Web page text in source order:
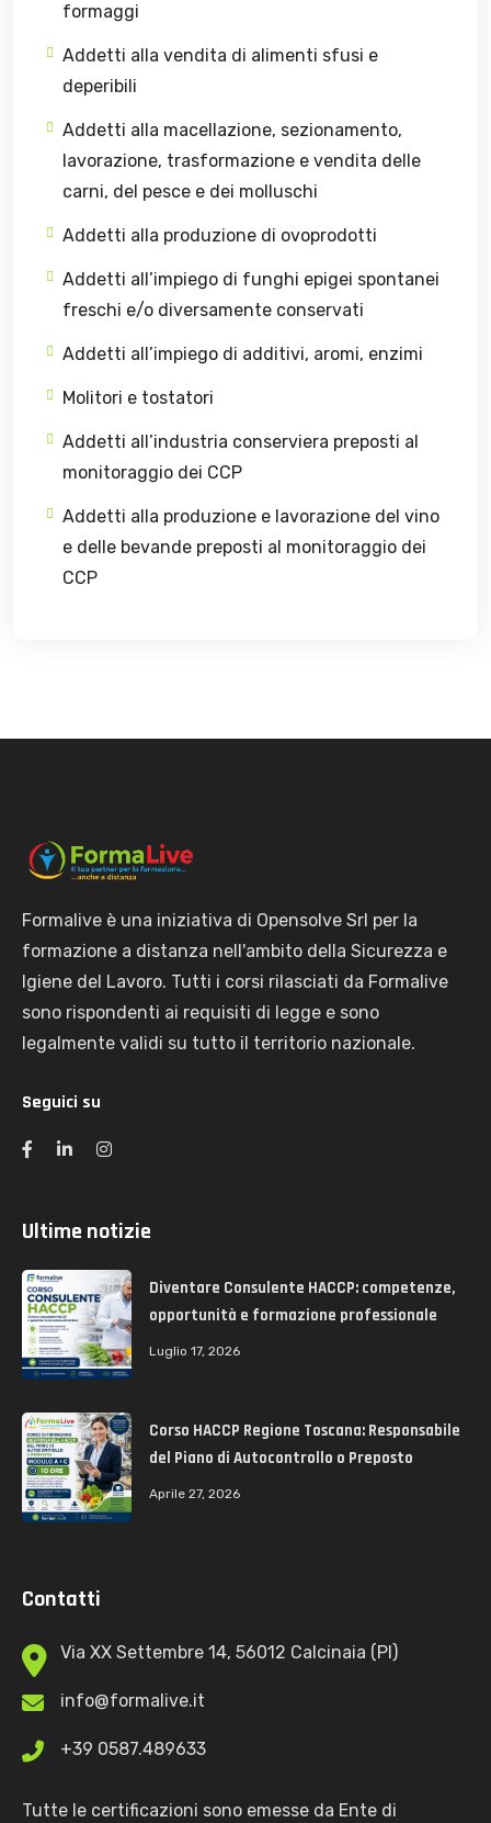
formaggi
Addetti alla vendita di alimenti sfusi e
deperibili
Addetti alla macellazione, sezionamento,
lavorazione, trasformazione e vendita delle
carni, del pesce e dei molluschi
Addetti alla produzione di ovoprodotti
Addetti all’impiego di funghi epigei spontanei
freschi e/o diversamente conservati
Addetti all’impiego di additivi, aromi, enzimi
Molitori e tostatori
Addetti all’industria conserviera preposti al
monitoraggio dei CCP
Addetti alla produzione e lavorazione del vino
e delle bevande preposti al monitoraggio dei
CCP
Formalive è una iniziativa di Opensolve Srl per la
formazione a distanza nell'ambito della Sicurezza e
Igiene del Lavoro. Tutti i corsi rilasciati da Formalive
sono rispondenti ai requisiti di legge e sono
legalmente validi su tutto il territorio nazionale.
Seguici su
Ultime notizie
Diventare Consulente HACCP: competenze,
opportunità e formazione professionale
Luglio 17, 2026
Corso HACCP Regione Toscana: Responsabile
del Piano di Autocontrollo o Preposto
Aprile 27, 2026
Contatti
Via XX Settembre 14, 56012 Calcinaia (PI)
info@formalive.it
+39 0587.489633
Tutte le certificazioni sono emesse da Ente di